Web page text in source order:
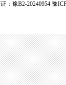
：豫B2-20240954 豫